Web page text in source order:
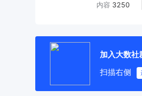
内容 3250
加入大数社
扫描右侧